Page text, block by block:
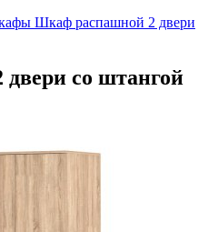
Шкаф распашной 2 двери
со штангой